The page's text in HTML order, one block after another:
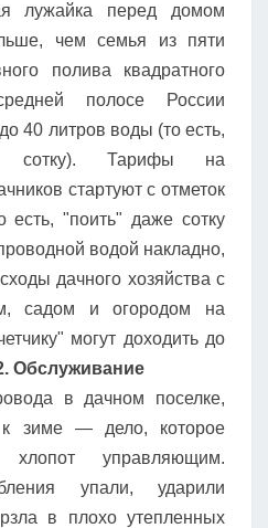
лужайка перед домом
чем семья из пяти
полива квадратного
полосе России
40 литров воды (то есть,
сотку). Тарифы на
стартуют с отметок
"поить" даже сотку
водой накладно,
дачного хозяйства с
садом и огородом на
могут доходить до
Обслуживание
в дачном поселке,
зиме — дело, которое
хлопот управляющим.
упали, ударили
в плохо утепленных